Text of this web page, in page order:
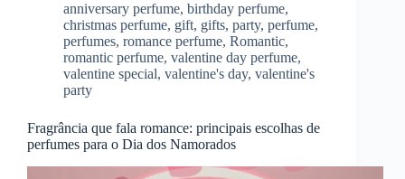
anniversary perfume, birthday perfume,
christmas perfume, gift, gifts, party, perfume,
perfumes, romance perfume, Romantic,
romantic perfume, valentine day perfume,
valentine special, valentine's day, valentine's
party
Fragrância que fala romance: principais escolhas de
perfumes para o Dia dos Namorados